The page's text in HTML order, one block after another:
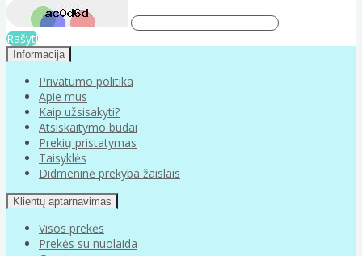
Rašyti
Informacija
Privatumo politika
Apie mus
Kaip užsisakyti?
Atsiskaitymo būdai
Prekių pristatymas
Taisyklės
Didmeninė prekyba žaislais
Klientų aptarnavimas
Visos prekės
Prekės su nuolaida